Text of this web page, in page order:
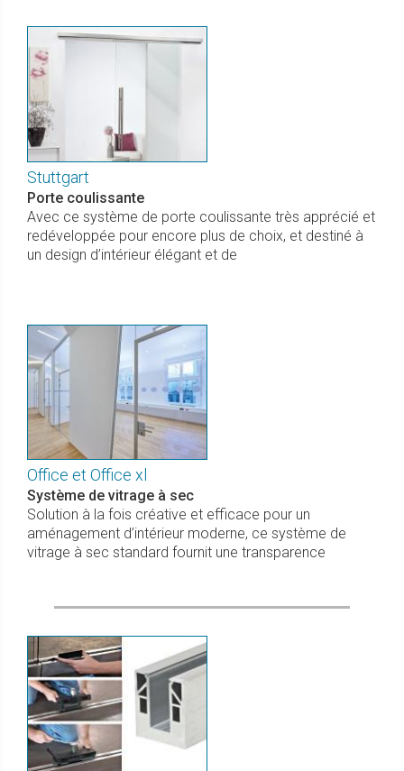
Stuttgart
Porte coulissante
Avec ce système de porte coulissante très apprécié et
redéveloppée pour encore plus de choix, et destiné à
un design d’intérieur élégant et de
Office et Office xl
Système de vitrage à sec
Solution à la fois créative et efficace pour un
aménagement d’intérieur moderne, ce système de
vitrage à sec standard fournit une transparence